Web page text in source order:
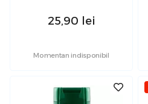
25,90 lei
Momentan indisponibil